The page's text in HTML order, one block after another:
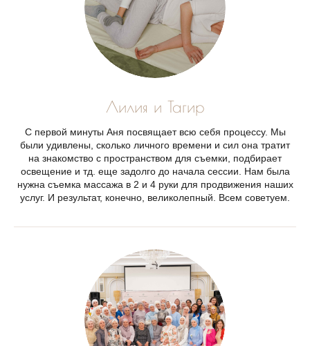
Лилия и Тагир
С первой минуты Аня посвящает всю себя процессу. Мы
были удивлены, сколько личного времени и сил она тратит
на знакомство с пространством для съемки, подбирает
освещение и тд. еще задолго до начала сессии. Нам была
нужна съемка массажа в 2 и 4 руки для продвижения наших
услуг. И результат, конечно, великолепный. Всем советуем.